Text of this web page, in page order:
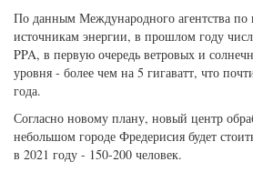
По данным Международного агентства по
источникам энергии, в прошлом году
PPA, в первую очередь ветровых и
уровня - более чем на 5 гигаватт, что
года.
Согласно новому плану, новый центр
небольшом городе Фредерисия будет
в 2021 году - 150-200 человек.